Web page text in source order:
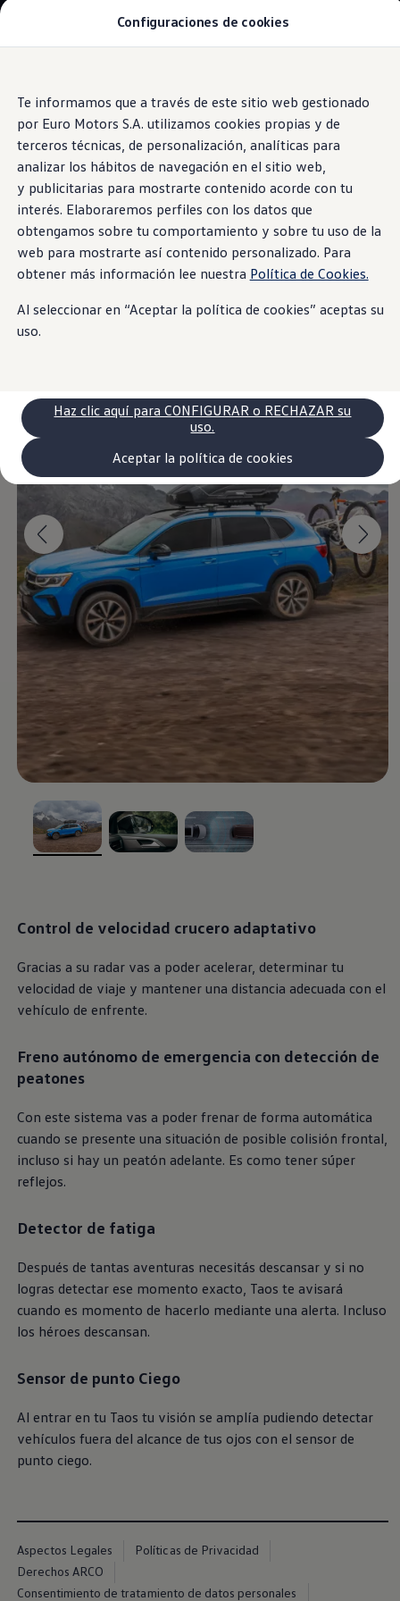
Configuraciones de cookies
Te informamos que a través de este sitio web gestionado
por Euro Motors S.A. utilizamos cookies propias y de
terceros técnicas, de personalización, analíticas para
analizar los hábitos de navegación en el sitio web,
y publicitarias para mostrarte contenido acorde con tu
interés. Elaboraremos perfiles con los datos que
obtengamos sobre tu comportamiento y sobre tu uso de la
web para mostrarte así contenido personalizado. Para
obtener más información lee nuestra Política de Cookies.
Al seleccionar en “Aceptar la política de cookies” aceptas su
uso.
Aceptar la política de cookies
Haz clic aquí para CONFIGURAR o RECHAZAR su
uso.
contenido
principal
a pie
de
Modelos y Concesionarios
Cotiza Aquí
Test Drive
Marca y Experiencia
Volkswagen Perú
Espacio Exclusivo para Prensa
Innovación y Tecnología
#Project1Hour
Latin NCAP
Postventa
Servicios de Mantenimiento
Paquetes de Servicio
Volkswagen Recall
Campaña Recall - Takata Airbag
Garantías
Garantía auto nuevo
Garantía extendida
Tengo un VW
Consejos y Cuidados
VW Store
Noticias
Lo quiero
Toda la seguridad que brinda Taos
Tu seguridad es
nuestra prioridad​
, 1 de 3
Control de velocidad crucero adaptativo
Gracias a su radar vas a poder acelerar, determinar tu
velocidad de viaje y mantener una distancia adecuada con el
vehículo de enfrente.
Freno autónomo de emergencia con detección de
peatones
Con este sistema vas a poder frenar de forma automática
cuando se presente una situación de posible colisión frontal,
incluso si hay un peatón adelante. Es como tener súper
reflejos.​
Detector de fatiga
Después de tantas aventuras necesitás descansar y si no
logras detectar ese momento exacto, Taos te avisará
cuando es momento de hacerlo mediante una alerta. Incluso
los héroes descansan.​
Sensor de punto Ciego
Al entrar en tu Taos tu visión se amplía pudiendo detectar
vehículos fuera del alcance de tus ojos con el sensor de
punto ciego.
Aspectos Legales
Políticas de Privacidad
Derechos ARCO
Consentimiento de tratamiento de datos personales